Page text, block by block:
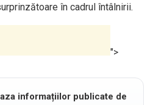
în cadrul întâlnirii.
">
informațiilor publicate de